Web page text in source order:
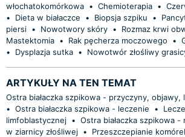
włochatokomórkowa • Chemioterapia •
•
Dieta w białaczce • Biopsja szpiku •
piersi • Nowotwory skóry • Rozmaz krwi
Mastektomia • Rak pęcherza moczowego •
•
Dysplazja sutka • Nowotwór złośliwy
ARTYKUŁY NA TEN TEMAT
Ostra białaczka szpikowa - przyczyny,
• Ostra białaczka szpikowa - leczenie •
limfoblastycznej • Ostra białaczka szpikowa -
w ziarnicy złośliwej • Przeszczepianie